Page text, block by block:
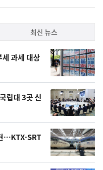
최신 뉴스
과세 대상
립대 3곳 신
…KTX·SRT